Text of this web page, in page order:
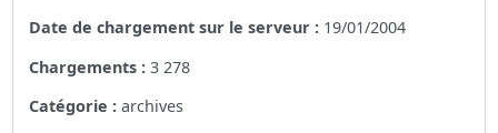
Date de chargement sur le serveur : 19/01/2004
Chargements : 3 278
Catégorie : archives